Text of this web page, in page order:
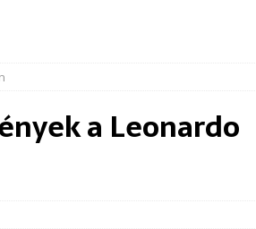
a Leonardo